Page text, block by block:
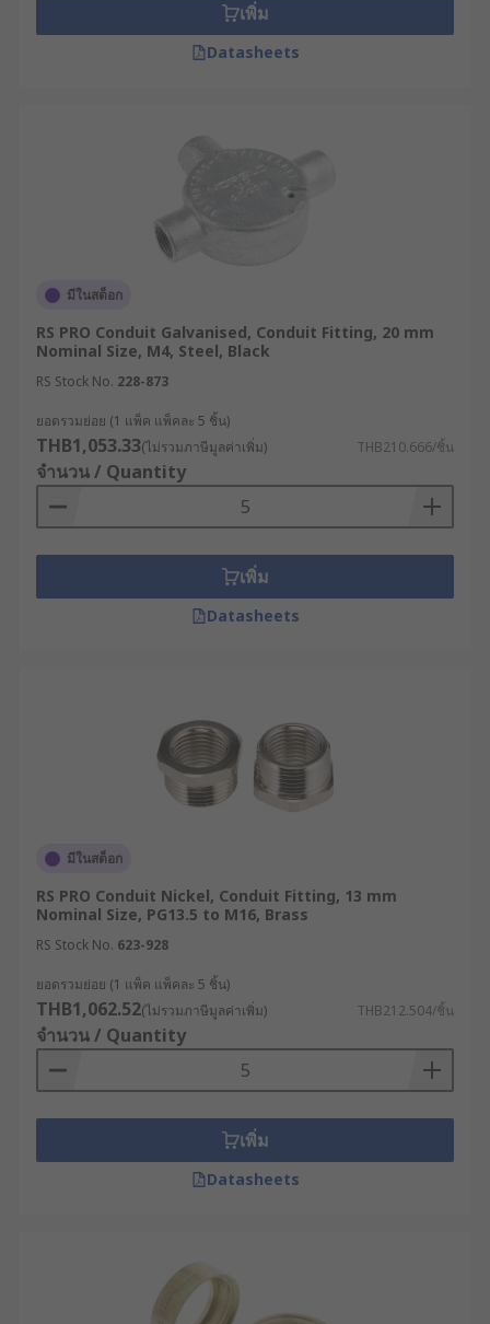
เพิ่ม
Datasheets
มีในสต็อก
RS PRO Conduit Galvanised, Conduit Fitting, 20 mm
Nominal Size, M4, Steel, Black
RS Stock No. 228-873
ยอดรวมย่อย (1 แพ็ค แพ็คละ 5 ชิ้น)
THB1,053.33(ไม่รวมภาษีมูลค่าเพิ่ม) THB210.666/ชิ้น
จำนวน / Quantity
เพิ่ม
Datasheets
มีในสต็อก
RS PRO Conduit Nickel, Conduit Fitting, 13 mm
Nominal Size, PG13.5 to M16, Brass
RS Stock No. 623-928
ยอดรวมย่อย (1 แพ็ค แพ็คละ 5 ชิ้น)
THB1,062.52(ไม่รวมภาษีมูลค่าเพิ่ม) THB212.504/ชิ้น
จำนวน / Quantity
เพิ่ม
Datasheets